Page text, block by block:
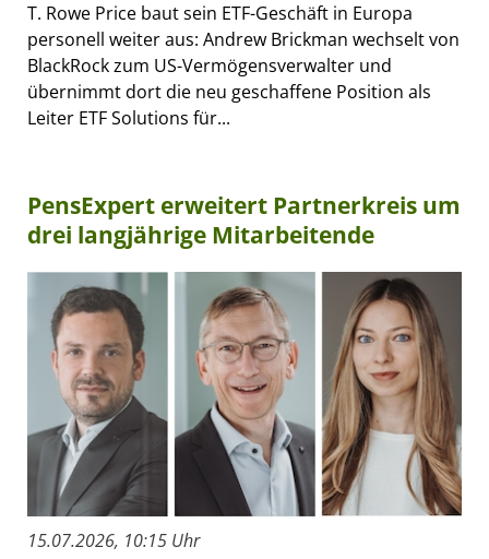
T. Rowe Price baut sein ETF-Geschäft in Europa
personell weiter aus: Andrew Brickman wechselt von
BlackRock zum US-Vermögensverwalter und
übernimmt dort die neu geschaffene Position als
Leiter ETF Solutions für...
PensExpert erweitert Partnerkreis um
drei langjährige Mitarbeitende
15.07.2026, 10:15 Uhr